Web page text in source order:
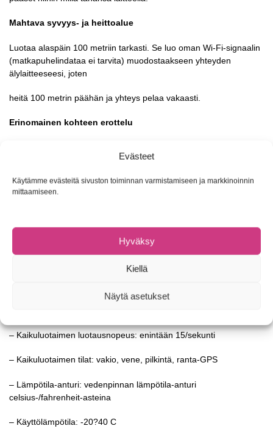
Evästeet
Käytämme evästeitä sivuston toiminnan varmistamiseen ja markkinoinnin
mittaamiseen.
Hyväksy
Kiellä
Näytä asetukset
Mahtava syvyys- ja heittoalue
Luotaa alaspäin 100 metriin tarkasti. Se luo oman Wi-Fi-signaalin
(matkapuhelindataa ei tarvita) muodostaakseen yhteyden
älylaitteeseesi, joten
heitä 100 metrin päähän ja yhteys pelaa vakaasti.
Erinomainen kohteen erottelu
keskikulmasäteet) avulla tunnistat kohdelajit helposti ja voit
vieheen liikettä vertikaalijigauksessa.
kulma 7), keskitaso 240 kHz (kartion kulma 20), laaja 100 kHz
– Kohteen erottelu: 1 cm kapea säde, 2,4 cm keskitason säde,
– Kaikuluotaimen luotausnopeus: enintään 15/sekunti
– Kaikuluotaimen tilat: vakio, vene, pilkintä, ranta-GPS
– Lämpötila-anturi: vedenpinnan lämpötila-anturi
celsius-/fahrenheit-asteina
– Käyttölämpötila: -20?40 C